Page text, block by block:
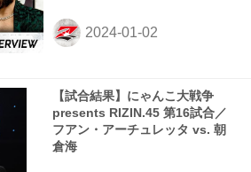
【試合結果】にゃんこ大戦争
presents RIZIN.45 第16試合／
フアン・アーチュレッタ vs. 朝
倉海